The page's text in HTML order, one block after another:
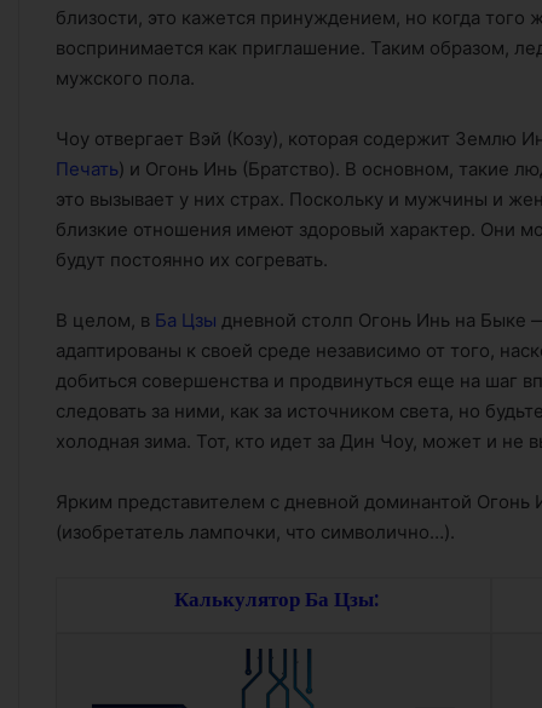
близости, это кажется принуждением, но когда
воспринимается как приглашение. Таким образом,
мужского пола.
Чоу отвергает Вэй (Козу), которая содержит Землю
Печать) и Огонь Инь (Братство). В основном, такие
это вызывает у них страх. Поскольку и мужчины и
близкие отношения имеют здоровый характер. Они
будут постоянно их согревать.
В целом, в Ба Цзы дневной столп Огонь Инь на Быке
адаптированы к своей среде независимо от того,
добиться совершенства и продвинуться еще на шаг
следовать за ними, как за источником света, но
холодная зима. Тот, кто идет за Дин Чоу, может и не
Ярким представителем с дневной доминантой
(изобретатель лампочки, что символично…).
Калькулятор Ба Цзы: